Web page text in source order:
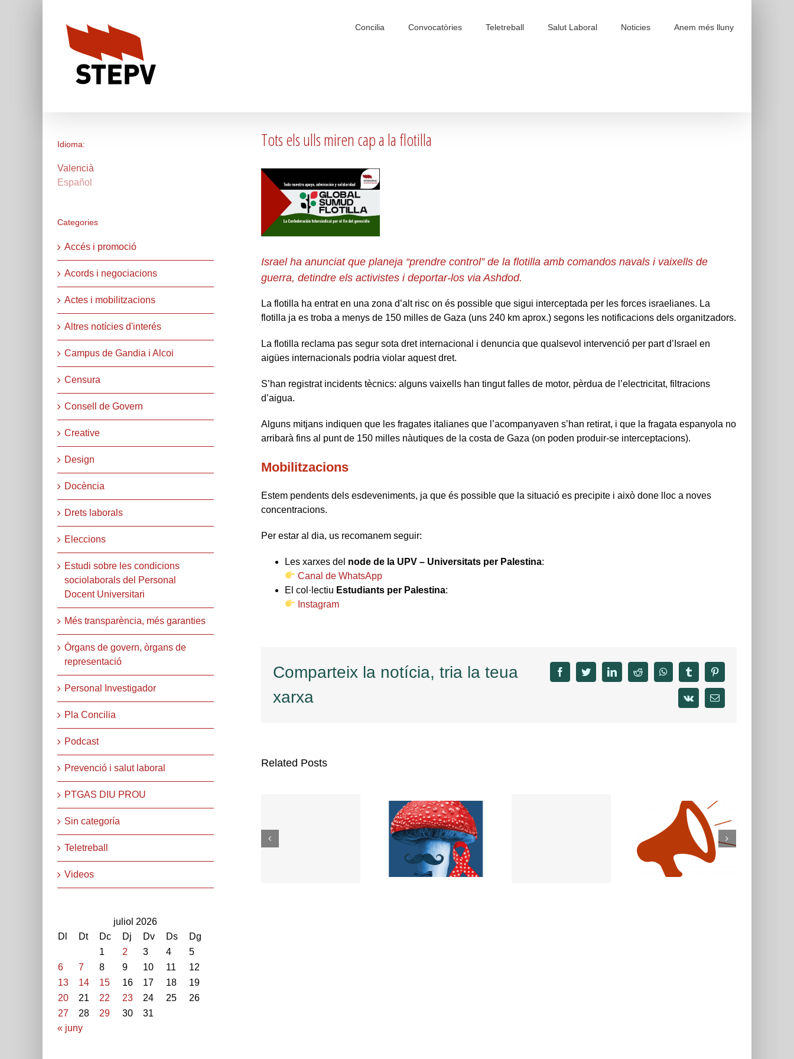
Concilia Convocatòries Teletreball Salut Laboral Noticies Anem més lluny
Tots els ulls miren cap a la flotilla
Israel ha anunciat que planeja “prendre control” de la flotilla amb comandos navals i vaixells de
guerra, detindre els activistes i deportar-los via Ashdod.
La flotilla ha entrat en una zona d’alt risc on és possible que sigui interceptada per les forces israelianes. La
flotilla ja es troba a menys de 150 milles de Gaza (uns 240 km aprox.) segons les notificacions dels organitzadors.
La flotilla reclama pas segur sota dret internacional i denuncia que qualsevol intervenció per part d’Israel en
aigües internacionals podria violar aquest dret.
S’han registrat incidents tècnics: alguns vaixells han tingut falles de motor, pèrdua de l’electricitat, filtracions
d’aigua.
Alguns mitjans indiquen que les fragates italianes que l’acompanyaven s’han retirat, i que la fragata espanyola no
arribarà fins al punt de 150 milles nàutiques de la costa de Gaza (on poden produir-se interceptacions).
Mobilitzacions
Estem pendents dels esdeveniments, ja que és possible que la situació es precipite i això done lloc a noves
concentracions.
Per estar al dia, us recomanem seguir:
Les xarxes del node de la UPV – Universitats per Palestina:
Canal de WhatsApp
El col·lectiu Estudiants per Palestina:
Instagram
Comparteix la notícia, tria la teua
xarxa
facebooktwitter linkedinreddit whatsapptumblrpinterest
vk Email
Related Posts
Idioma:
Valencià
Español
Categories
Accés i promoció
Acords i negociacions
Actes i mobilitzacions
Altres notícies d'interés
Campus de Gandia i Alcoi
Censura
Consell de Govern
Creative
Design
Docència
Drets laborals
Eleccions
Estudi sobre les condicions
sociolaborals del Personal
Docent Universitari
Més transparència, més garanties
Òrgans de govern, òrgans de
representació
Personal Investigador
Pla Concilia
Podcast
Prevenció i salut laboral
PTGAS DIU PROU
Sin categoría
Teletreball
Videos
juliol 2026
Dl
Dt Dc Dj Dv Ds
Dg
1
2 3 4
5
6
7 8 9 10 11
12
13
14 15 16 17 18
19
20
21 22 23 24 25
26
27
28 29 30
31
« juny